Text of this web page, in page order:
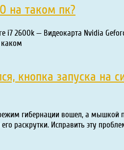
на таком пк?
i7 2600k — Видеокарта Nvidia
каком
кнопка запуска на
гибернации вошел, а мышкой
раскрутки. Исправить эту